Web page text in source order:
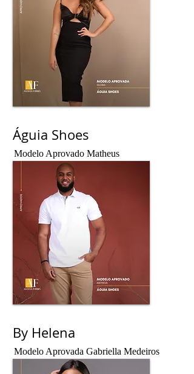
Águia Shoes
Modelo Aprovado Matheus
By Helena
Modelo Aprovada Gabriella Medeiros